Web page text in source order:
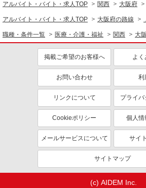
アルバイト・バイト・求人TOP 関西 大阪府
アルバイト・バイト・求人TOP 大阪府の路線
職種・条件一覧 医療・介護・福祉 関西 大
掲載ご希望のお客様へ よく
お問い合わせ 利
リンクについて プライ
Cookieポリシー 個人情
メールサービスについて サイ
サイトマップ
(c) AIDEM Inc.